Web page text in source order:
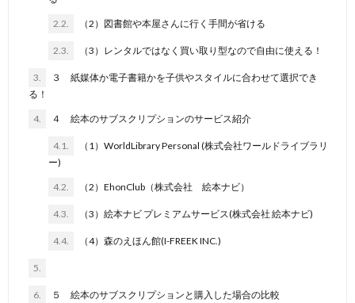
2.2. （2）図書館や本屋さんに行く手間が省ける
2.3. （3）レンタルではなく買い取り型なので自由に使える！
3.
３ 紙媒体か電子書籍かを子供やスタイルに合わせて選択でき
る！
4. ４ 絵本のサブスクリプションのサービス紹介
4.1.
（1）WorldLibrary Personal (株式会社ワールドライブラリ
ー)
4.2. （2）EhonClub（株式会社 絵本ナビ）
4.3. （3）絵本ナビ プレミアムサービス(株式会社 絵本ナビ)
4.4. （4）森のえほん館(I-FREEK INC.)
5.
6. ５ 絵本のサブスクリプションと購入した場合の比較